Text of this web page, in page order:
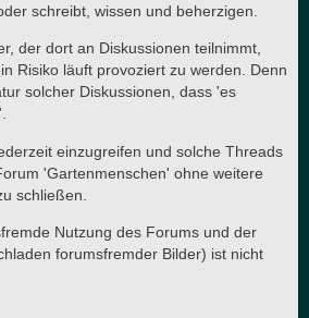
schreibt, wissen und beherzigen.
der dort an Diskussionen teilnimmt,
Risiko läuft provoziert zu werden. Denn
solcher Diskussionen, dass 'es
einzugreifen und solche Threads
'Gartenmenschen' ohne weitere
schließen.
Nutzung des Forums und der
forumsfremder Bilder) ist nicht